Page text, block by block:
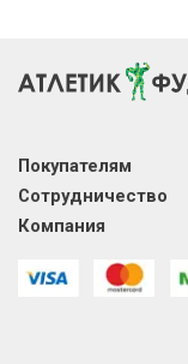
Покупателям
Сотрудничество
Компания